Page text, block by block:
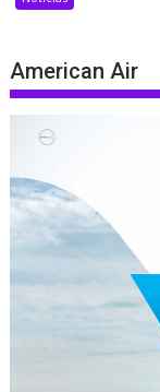
American Air